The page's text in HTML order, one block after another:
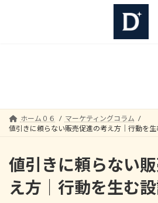
プ
動
ホーム０６
マーケティングコラム
値引きに頼らない販売促進の考え方｜行動を生
値引きに頼らない
え方｜行動を生む